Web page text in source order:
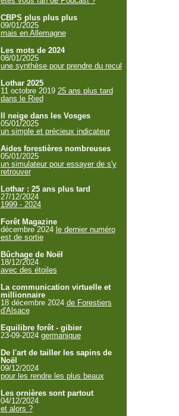
CBPS plus plus plus
09/01/2025
mais en Allemagne
Les mots de 2024
08/01/2025
une synthèse pour prendre du recul
Lothar 2025
11 octobre 2019 25 ans plus tard
dans le Ried
Il neige dans les Vosges
05/01/2025
un simple et précieux indicateur
Aides forestières nombreuses
05/01/2025
un simulateur pour essayer de s'y
retrouver
Lothar : 25 ans plus tard
27/12/2024
1999 - 2024
Forêt Magazine
décembre 2024 le dernier numéro
est de sortie
Bûchage de Noël
18/12/2024
avec des étoiles
La communication virtuelle et
millionnaire
18 décembre 2024 de Forestiers
d'Alsace
Equilibre forêt - gibier
23-09-2024 germanique
De l'art de tailler les sapins de
Noël
09/12/2024
pour les rendre les plus beaux
Les ornières sont partout
04/12/2024
et alors ?